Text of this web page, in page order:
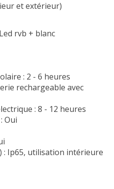
et extérieur)
rvb + blanc
: 2 - 6 heures
rechargeable avec
: 8 - 12 heures
Oui
: Ip65, utilisation intérieure